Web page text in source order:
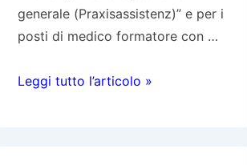
generale (Praxisassistenz)” e per i
posti di medico formatore con …
Bando
Leggi tutto l’articolo »